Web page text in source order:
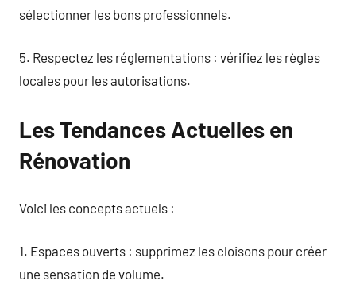
sélectionner les bons professionnels.
5. Respectez les réglementations : vérifiez les règles
locales pour les autorisations.
Les Tendances Actuelles en
Rénovation
Voici les concepts actuels :
1. Espaces ouverts : supprimez les cloisons pour créer
une sensation de volume.